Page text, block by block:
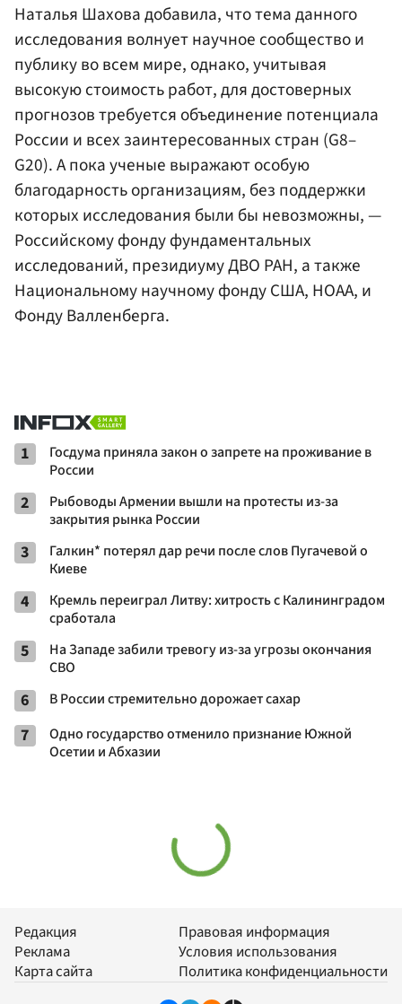
Наталья Шахова добавила, что тема данного
исследования волнует научное сообщество и
публику во всем мире, однако, учитывая
высокую стоимость работ, для достоверных
прогнозов требуется объединение потенциала
России и всех заинтересованных стран (G8–
G20). А пока ученые выражают особую
благодарность организациям, без поддержки
которых исследования были бы невозможны, —
Российскому фонду фундаментальных
исследований, президиуму ДВО РАН, а также
Национальному научному фонду США, НОАА, и
Фонду Валленберга.
1
Госдума приняла закон о запрете на проживание в
России
2
Рыбоводы Армении вышли на протесты из-за
закрытия рынка России
3
Галкин* потерял дар речи после слов Пугачевой о
Киеве
4
Кремль переиграл Литву: хитрость с Калининградом
сработала
5
На Западе забили тревогу из-за угрозы окончания
СВО
6 В России стремительно дорожает сахар
7
Одно государство отменило признание Южной
Осетии и Абхазии
Редакция
Реклама
Карта сайта
Правовая информация
Условия использования
Политика конфиденциальности